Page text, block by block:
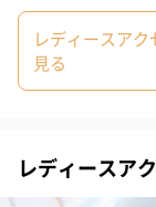
やかさやデザイン
原材料
ゲ
キ
レディースア
見る
レディースア